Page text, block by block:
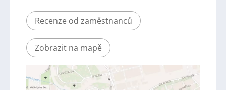
Recenze od zaměstnanců
Zobrazit na mapě